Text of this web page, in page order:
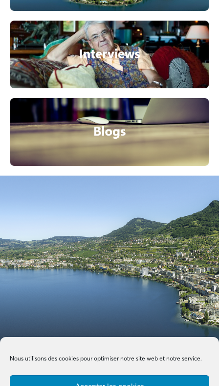
Nous utilisons des cookies pour optimiser notre site web et notre service.